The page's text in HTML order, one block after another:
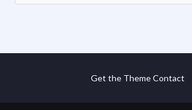
Get the Theme Contact